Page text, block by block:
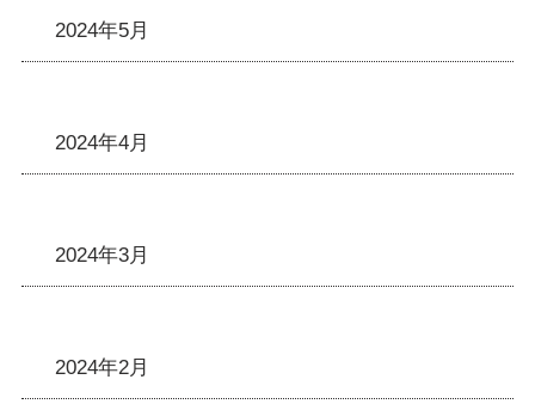
2024年5月
2024年4月
2024年3月
2024年2月